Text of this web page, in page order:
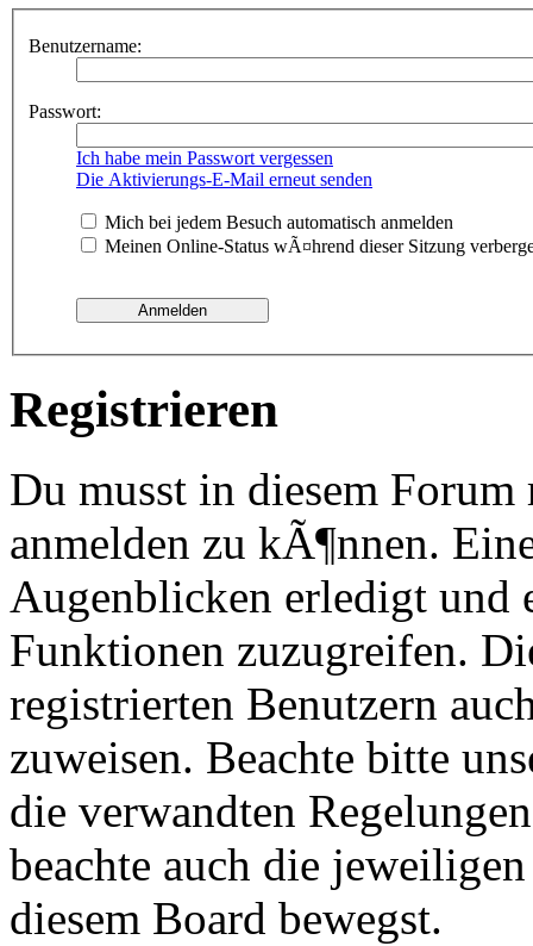
Benutzername:
Passwort:
Ich habe mein Passwort vergessen
Die Aktivierungs-E-Mail erneut senden
Mich bei jedem Besuch automatisch anmelden
Meinen Online-Status wÃ¤hrend dieser Sitzung
Registrieren
Du musst in diesem
anmelden zu kÃ¶nnen.
Augenblicken erledigt und
Funktionen zuzugreifen.
registrierten Benutzern
zuweisen. Beachte bitte
die verwandten
beachte auch die
diesem Board bewegst.